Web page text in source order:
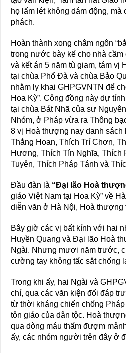
họ lấm lét không dám động,
phách.
Hoàn thành xong châm ngôn
trong nước bày kế cho nhà
và kết án 5 năm tù giam, tám
tại chùa Phổ Đà và chùa Bảo
nhằm ly khai GHPGVNTN để
Hoa Kỳ”. Công đồng này dự
tại chùa Bát Nhã của sư
Nhóm, ở Pháp vừa ra Thông
8 vị Hoà thượng nay danh sách
Thắng Hoan, Thích Trí Chơn,
Hương, Thích Tín Nghĩa, Thích
Tuyên, Thích Pháp Tánh và
Đầu đàn là “Đại lão Hoà
giáo Việt Nam tại Hoa Kỳ” về
diễn văn ở Hà Nội, Hoà thượng
Bây giờ các vị bất kính với hai
Huyền Quang và Đại lão Hoà
Ngài. Nhưng mươi năm trước,
cường tay không tấc sắt chống
Trong khi ấy, hai Ngài và
chí, qua các văn kiện đối đáp
từ thời kháng chiến chống
tôn giáo của dân tộc. Hoà
qua dòng máu thấm đượm
ấy, các nhóm người trên đây ở